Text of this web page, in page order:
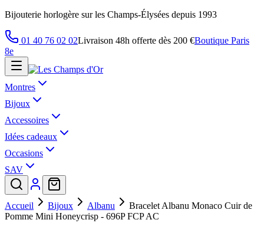
Bijouterie horlogère sur les Champs-Élysées depuis 1993
01 40 76 02 02Livraison 48h offerte dès 200 €Boutique Paris
8e
Montres
Bijoux
Accessoires
Idées cadeaux
Occasions
SAV
Accueil Bijoux Albanu
Bracelet Albanu Monaco Cuir de
Pomme Mini Honeycrisp - 696P FCP AC